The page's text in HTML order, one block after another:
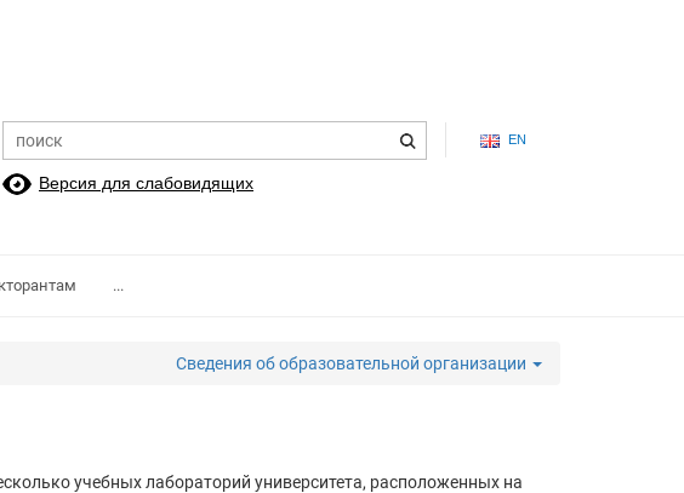
EN
Версия для слабовидящих
...
Сведения об образовательной организации
учебных лабораторий университета, расположенных на